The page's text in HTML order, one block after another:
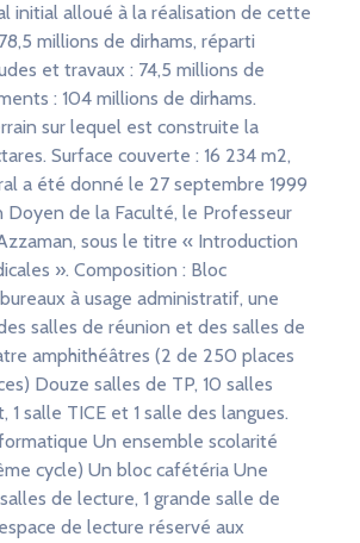
initial alloué à la réalisation de cette
millions de dirhams, réparti
et travaux : 74,5 millions de
: 104 millions de dirhams.
sur lequel est construite la
Surface couverte : 16 234 m2,
a été donné le 27 septembre 1999
Doyen de la Faculté, le Professeur
sous le titre « Introduction
». Composition : Bloc
à usage administratif, une
salles de réunion et des salles de
amphithéâtres (2 de 250 places
Douze salles de TP, 10 salles
1 salle TICE et 1 salle des langues.
Un ensemble scolarité
cycle) Un bloc cafétéria Une
de lecture, 1 grande salle de
de lecture réservé aux